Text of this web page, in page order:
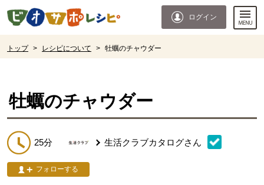
ページの先頭です。
ログイン
トップ > レシピについて > 牡蠣のチャウダー
牡蠣のチャウダー
25分 生活クラブカタログさん
フォローする